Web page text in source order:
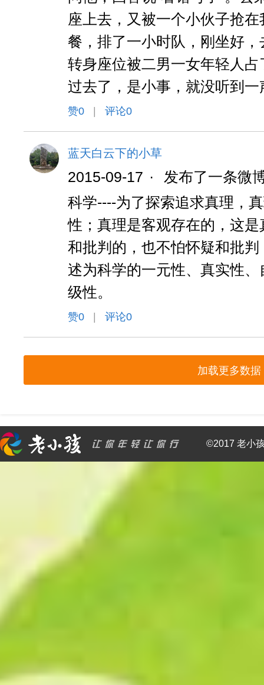
座上去，又被一个小伙子抢
餐，排了一小时队，刚坐好
转身座位被二男一女年轻人
过去了，是小事，就没听到一
赞0 评论0
蓝天白云下的小草
2015-09-17 ·
发布了一条微
科学----为了探索追求真理，
性；真理是客观存在的，这
和批判的，也不怕怀疑和批
述为科学的一元性、真实性
级性。
赞0 评论0
加载更多数据
©2017 老小